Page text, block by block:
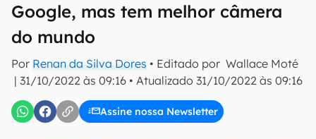
Google, mas tem melhor câmera
do mundo
Por Renan da Silva Dores • Editado por Wallace Moté
| 31/10/2022 às 09:16 • Atualizado 31/10/2022 às 09:16
Assine nossa Newsletter
E-mail
inscreva-se
Confirmo que li, aceito e concordo com os Termos de
Uso e Política de Privacidade do Canaltech.